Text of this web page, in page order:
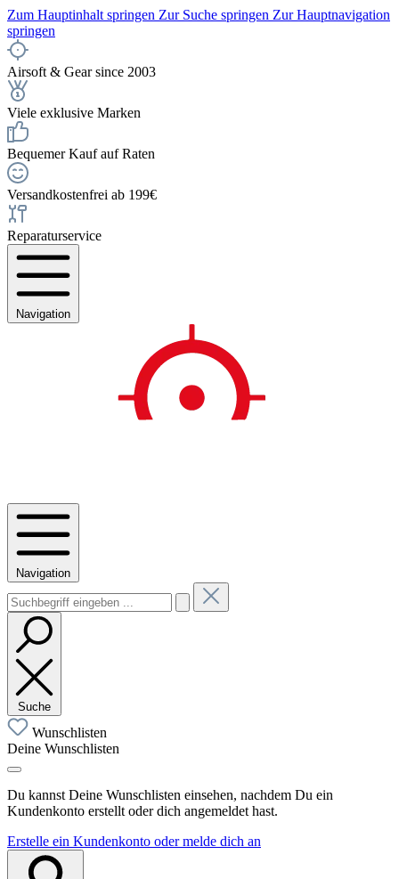
Zum Hauptinhalt springen Zur Suche springen Zur Hauptnavigation
springen
Airsoft & Gear since 2003
Viele exklusive Marken
Bequemer Kauf auf Raten
Versandkostenfrei ab 199€
Reparaturservice
Navigation
Navigation
Suche
Wunschlisten
Deine Wunschlisten
Du kannst Deine Wunschlisten einsehen, nachdem Du ein
Kundenkonto erstellt oder dich angemeldet hast.
Erstelle ein Kundenkonto oder melde dich an